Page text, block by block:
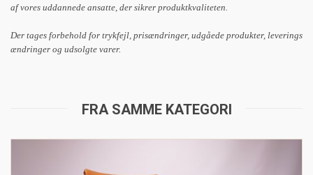
af vores uddannede ansatte, der sikrer produktkvaliteten.
Der tages forbehold for trykfejl, prisændringer, udgåede produkter, leverings
ændringer og udsolgte varer.
FRA SAMME KATEGORI